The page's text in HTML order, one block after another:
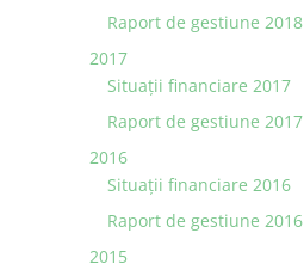
Raport de gestiune 2018
2017
Situații financiare 2017
Raport de gestiune 2017
2016
Situații financiare 2016
Raport de gestiune 2016
2015